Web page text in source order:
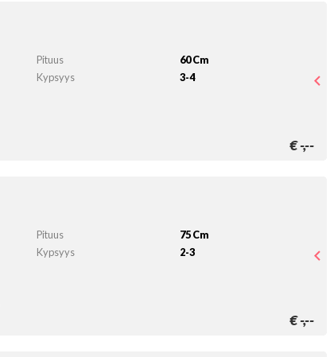
Pituus
60 Cm
Kypsyys
3-4
€-,--
Pituus
75 Cm
Kypsyys
2-3
€-,--